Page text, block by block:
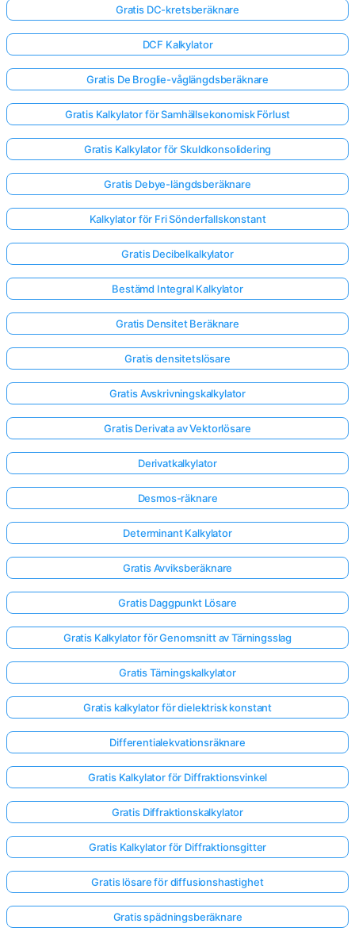
Gratis DC-kretsberäknare
DCF Kalkylator
Gratis De Broglie-våglängdsberäknare
Gratis Kalkylator för Samhällsekonomisk Förlust
Gratis Kalkylator för Skuldkonsolidering
Gratis Debye-längdsberäknare
Kalkylator för Fri Sönderfallskonstant
Gratis Decibelkalkylator
Bestämd Integral Kalkylator
Gratis Densitet Beräknare
Gratis densitetslösare
Gratis Avskrivningskalkylator
Gratis Derivata av Vektorlösare
Derivatkalkylator
Desmos-räknare
Determinant Kalkylator
Gratis Avviksberäknare
Gratis Daggpunkt Lösare
Gratis Kalkylator för Genomsnitt av Tärningsslag
Gratis Tärningskalkylator
Gratis kalkylator för dielektrisk konstant
Differentialekvationsräknare
Gratis Kalkylator för Diffraktionsvinkel
Gratis Diffraktionskalkylator
Gratis Kalkylator för Diffraktionsgitter
Gratis lösare för diffusionshastighet
Gratis spädningsberäknare